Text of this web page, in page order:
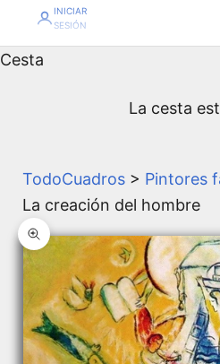
INICIAR
SESIÓN
Cesta
La cesta
TodoCuadros > Pintores
La creación del hombre
Zoom